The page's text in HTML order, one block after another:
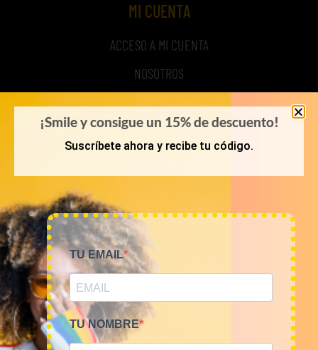
MI CUENTA
ACCESO A MI CUENTA
NOSOTROS
BLOG
COMPRA POR KILOS O LOTES
MUJER
NOVEDADES
¡Smile y consigue un 15% de descuento!
Suscríbete ahora y recibe tu código.
TU EMAIL
TU NOMBRE